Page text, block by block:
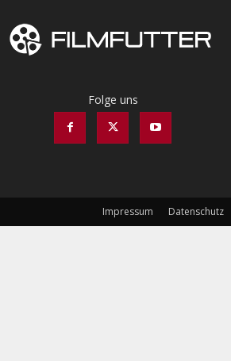
Folge uns
Impressum Datenschutz